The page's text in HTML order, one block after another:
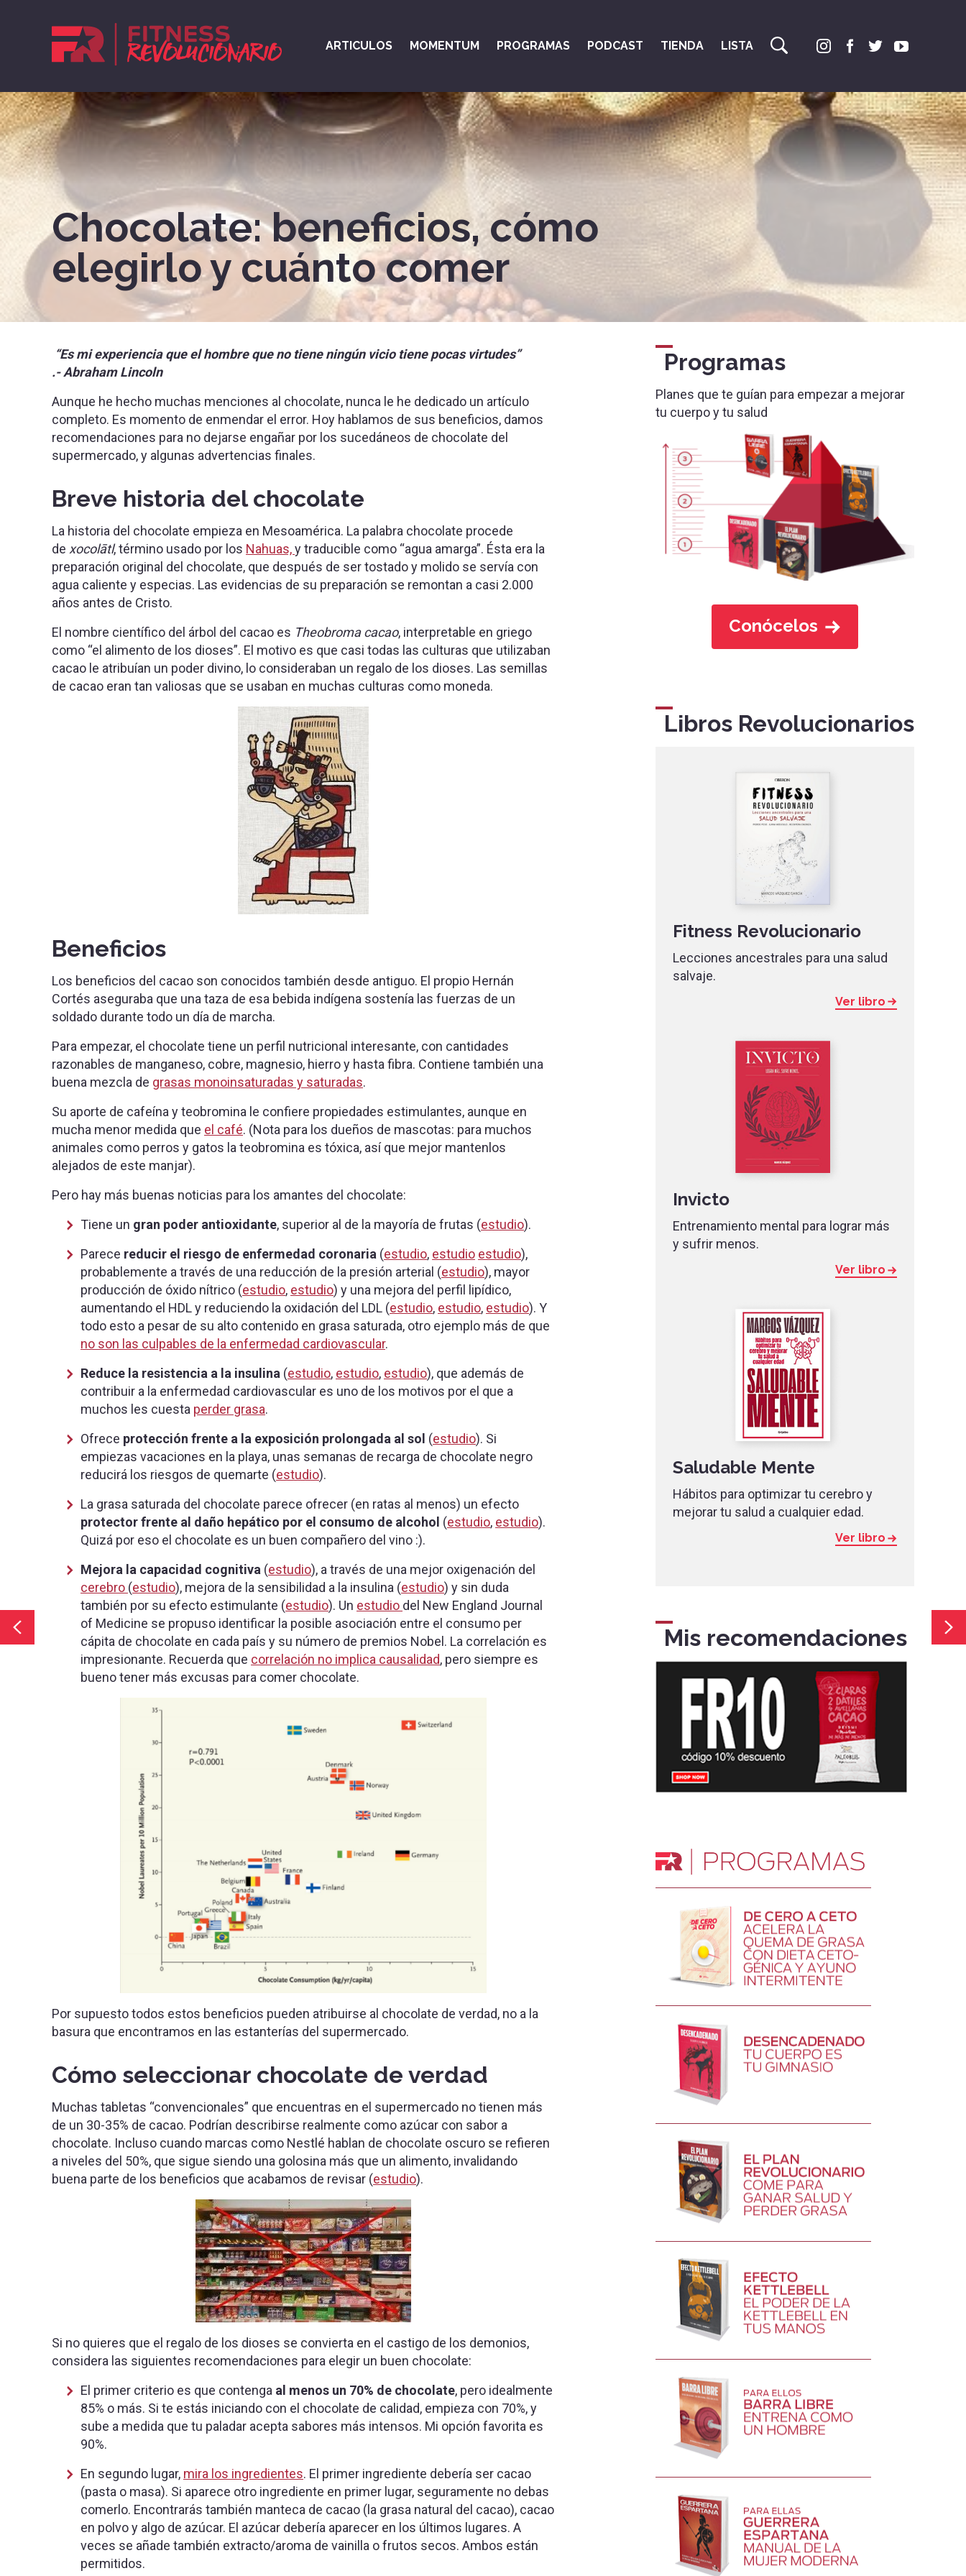
ARTICULOS MOMENTUM PROGRAMAS PODCAST TIENDA LISTA
Chocolate: beneficios, cómo
elegirlo y cuánto comer
“Es mi experiencia que el hombre que no tiene ningún vicio tiene pocas virtudes”
.- Abraham Lincoln
Aunque he hecho muchas menciones al chocolate, nunca le he dedicado un artículo
completo. Es momento de enmendar el error. Hoy hablamos de sus beneficios, damos
recomendaciones para no dejarse engañar por los sucedáneos de chocolate del
supermercado, y algunas advertencias finales.
Breve historia del chocolate
La historia del chocolate empieza en Mesoamérica. La palabra chocolate procede
de xocolātl, término usado por los Nahuas,y traducible como “agua amarga”. Ésta era la
preparación original del chocolate, que después de ser tostado y molido se servía con
agua caliente y especias. Las evidencias de su preparación se remontan a casi 2.000
años antes de Cristo.
El nombre científico del árbol del cacao es Theobroma cacao, interpretable en griego
como “el alimento de los dioses”. El motivo es que casi todas las culturas que utilizaban
cacao le atribuían un poder divino, lo consideraban un regalo de los dioses. Las semillas
de cacao eran tan valiosas que se usaban en muchas culturas como moneda.
Beneficios
Los beneficios del cacao son conocidos también desde antiguo. El propio Hernán
Cortés aseguraba que una taza de esa bebida indígena sostenía las fuerzas de un
soldado durante todo un día de marcha.
Para empezar, el chocolate tiene un perfil nutricional interesante, con cantidades
razonables de manganeso, cobre, magnesio, hierro y hasta fibra. Contiene también una
buena mezcla de grasas monoinsaturadas y saturadas.
Su aporte de cafeína y teobromina le confiere propiedades estimulantes, aunque en
mucha menor medida que el café. (Nota para los dueños de mascotas: para muchos
animales como perros y gatos la teobromina es tóxica, así que mejor mantenlos
alejados de este manjar).
Pero hay más buenas noticias para los amantes del chocolate:
Tiene un gran poder antioxidante, superior al de la mayoría de frutas (estudio).
Parece reducir el riesgo de enfermedad coronaria (estudio, estudio estudio),
probablemente a través de una reducción de la presión arterial (estudio), mayor
producción de óxido nítrico (estudio, estudio) y una mejora del perfil lipídico,
aumentando el HDL y reduciendo la oxidación del LDL (estudio, estudio, estudio). Y
todo esto a pesar de su alto contenido en grasa saturada, otro ejemplo más de que
no son las culpables de la enfermedad cardiovascular.
Reduce la resistencia a la insulina (estudio, estudio, estudio), que además de
contribuir a la enfermedad cardiovascular es uno de los motivos por el que a
muchos les cuesta perder grasa.
Ofrece protección frente a la exposición prolongada al sol (estudio). Si
empiezas vacaciones en la playa, unas semanas de recarga de chocolate negro
reducirá los riesgos de quemarte (estudio).
La grasa saturada del chocolate parece ofrecer (en ratas al menos) un efecto
protector frente al daño hepático por el consumo de alcohol (estudio, estudio).
Quizá por eso el chocolate es un buen compañero del vino :).
Mejora la capacidad cognitiva (estudio), a través de una mejor oxigenación del
cerebro (estudio), mejora de la sensibilidad a la insulina (estudio) y sin duda
también por su efecto estimulante (estudio). Un estudio del New England Journal
of Medicine se propuso identificar la posible asociación entre el consumo per
cápita de chocolate en cada país y su número de premios Nobel. La correlación es
impresionante. Recuerda que correlación no implica causalidad, pero siempre es
bueno tener más excusas para comer chocolate.
Por supuesto todos estos beneficios pueden atribuirse al chocolate de verdad, no a la
basura que encontramos en las estanterías del supermercado.
Cómo seleccionar chocolate de verdad
Muchas tabletas “convencionales” que encuentras en el supermercado no tienen más
de un 30-35% de cacao. Podrían describirse realmente como azúcar con sabor a
chocolate. Incluso cuando marcas como Nestlé hablan de chocolate oscuro se refieren
a niveles del 50%, que sigue siendo una golosina más que un alimento, invalidando
buena parte de los beneficios que acabamos de revisar (estudio).
Si no quieres que el regalo de los dioses se convierta en el castigo de los demonios,
considera las siguientes recomendaciones para elegir un buen chocolate:
El primer criterio es que contenga al menos un 70% de chocolate, pero idealmente
85% o más. Si te estás iniciando con el chocolate de calidad, empieza con 70%, y
sube a medida que tu paladar acepta sabores más intensos. Mi opción favorita es
90%.
En segundo lugar, mira los ingredientes. El primer ingrediente debería ser cacao
(pasta o masa). Si aparece otro ingrediente en primer lugar, seguramente no debas
comerlo. Encontrarás también manteca de cacao (la grasa natural del cacao), cacao
en polvo y algo de azúcar. El azúcar debería aparecer en los últimos lugares. A
veces se añade también extracto/aroma de vainilla o frutos secos. Ambos están
permitidos.
Programas
Planes que te guían para empezar a mejorar
tu cuerpo y tu salud
Conócelos
Libros Revolucionarios
Fitness Revolucionario
Lecciones ancestrales para una salud
salvaje.
Ver libro
Invicto
Entrenamiento mental para lograr más
y sufrir menos.
Ver libro
Saludable Mente
Hábitos para optimizar tu cerebro y
mejorar tu salud a cualquier edad.
Ver libro
Mis recomendaciones